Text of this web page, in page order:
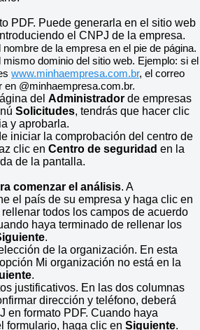
PDF. Puede generarla en el sitio web
el CNPJ de la empresa.
de la empresa en el pie de página.
dominio del sitio web. Ejemplo: si el
www.minhaempresa.com.br, el correo
en @minhaempresa.com.br.
del Administrador de empresas
Solicitudes, tendrás que hacer clic
y aprobarla.
iniciar la comprobación del centro de
clic en Centro de seguridad en la
de la pantalla.
comenzar el análisis. A
el país de su empresa y haga clic en
todos los campos de acuerdo
haya terminado de rellenar los
.
de la organización. En esta
Mi organización no está en la
.
justificativos. En las dos columnas
dirección y teléfono, deberá
en formato PDF. Cuando haya
formulario, haga clic en Siguiente.